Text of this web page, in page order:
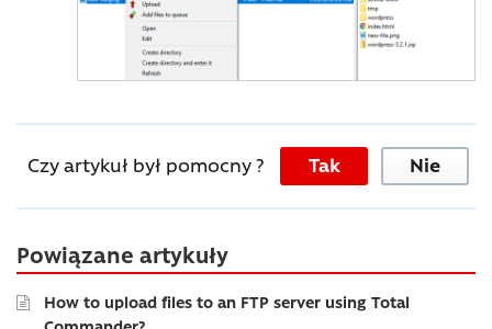
Czy artykuł był pomocny ? Tak Nie
Powiązane artykuły
How to upload files to an FTP server using Total